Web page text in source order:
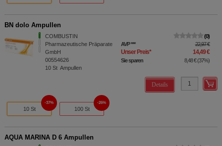
BN dolo Ampullen
COMBUSTIN
Pharmazeutische Präparate
GmbH
00554626
10 St Ampullen
0
AVP*** 22,97 €
Unser Preis* 14,49 €
Sie sparen 8,48 €(37%)
Details
10 St
37%
100 St
26%
AQUA MARINA D 6 Ampullen